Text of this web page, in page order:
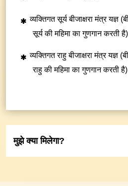
व्यक्तिगत सूर्य बीजाक्षरा मंत्र यज्ञ
सूर्य की महिमा का गुणगान करती है)
व्यक्तिगत राहु बीजाक्षरा मंत्र यज्ञ
राहु की महिमा का गुणगान करती है)
मुझे क्या मिलेगा?